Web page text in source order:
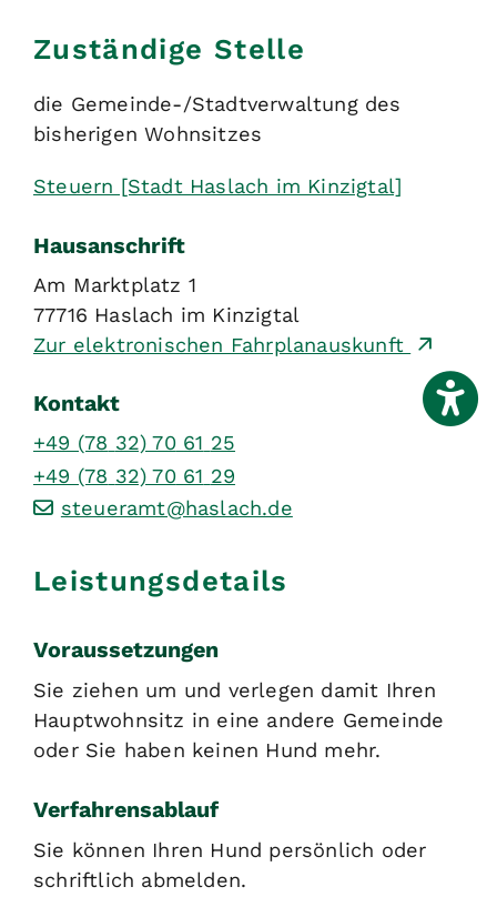
Zuständige Stelle
die Gemeinde-/Stadtverwaltung des
bisherigen Wohnsitzes
Steuern [Stadt Haslach im Kinzigtal]
Hausanschrift
Am Marktplatz 1
77716 Haslach im Kinzigtal
Zur elektronischen Fahrplanauskunft
Kontakt
+49 (78 32) 70 61 25
+49 (78 32) 70 61 29
steueramt@haslach.de
Leistungsdetails
Voraussetzungen
Sie ziehen um und verlegen damit Ihren
Hauptwohnsitz in eine andere Gemeinde
oder Sie haben keinen Hund mehr.
Verfahrensablauf
Sie können Ihren Hund persönlich oder
schriftlich abmelden.